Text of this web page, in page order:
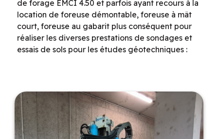
de forage EMCI 4.50 et parfois ayant recours à la
location de foreuse démontable, foreuse à mât
court, foreuse au gabarit plus conséquent pour
réaliser les diverses prestations de sondages et
essais de sols pour les études géotechniques :